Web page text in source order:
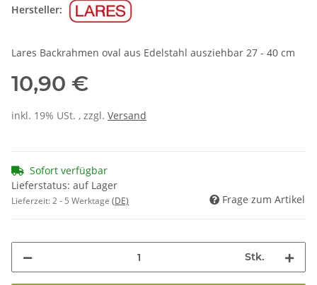
Hersteller:
Lares Backrahmen oval aus Edelstahl ausziehbar 27 - 40 cm
10,90 €
inkl. 19% USt. , zzgl. Versand
Sofort verfügbar
Lieferstatus: auf Lager
Lieferzeit:2 - 5 Werktage (DE) Frage zum Artikel
Stk.